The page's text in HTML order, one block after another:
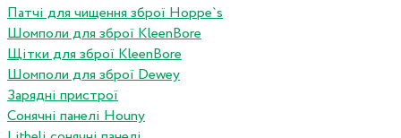
Патчі для чищення зброї Hoppe`s
Шомполи для зброї KleenBore
Щітки для зброї KleenBore
Шомполи для зброї Dewey
Зарядні пристрої
Сонячні панелі Houny